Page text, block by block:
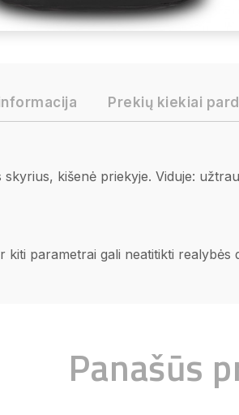
Prekių kiekiai
kišenė priekyje. Viduje:
kiti parametrai gali neatitikti
Panašūs